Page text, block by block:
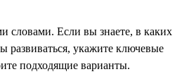
словами. Если вы знаете, в каких
развиваться, укажите ключевые
подходящие варианты.